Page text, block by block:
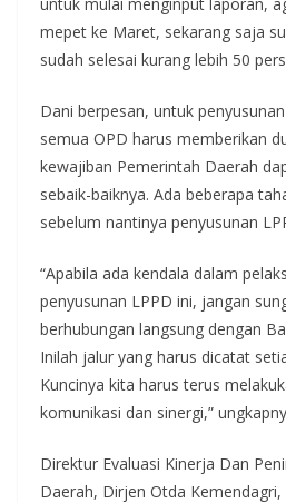
mepet ke Maret, sekarang saja
sudah selesai kurang lebih 50
Dani berpesan, untuk
semua OPD harus memberikan
kewajiban Pemerintah Daerah
sebaik-baiknya. Ada beberapa
sebelum nantinya penyusunan
“Apabila ada kendala dalam
penyusunan LPPD ini, jangan
berhubungan langsung dengan
Inilah jalur yang harus dicatat
Kuncinya kita harus terus
komunikasi dan sinergi,”
Direktur Evaluasi Kinerja Dan
Daerah, Dirjen Otda